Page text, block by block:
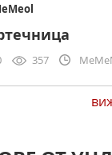
357